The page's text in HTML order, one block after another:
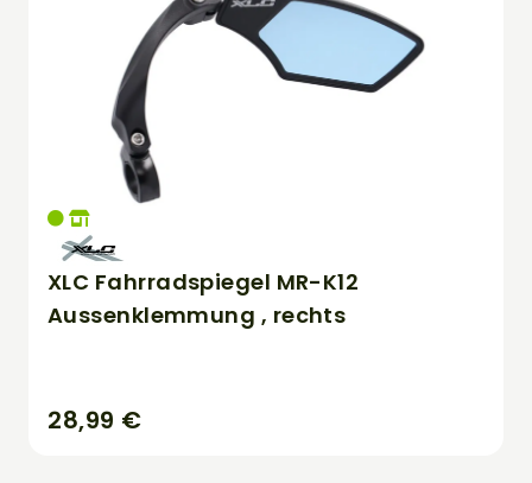
XLC Fahrradspiegel MR-K12
Aussenklemmung , rechts
28,99 €